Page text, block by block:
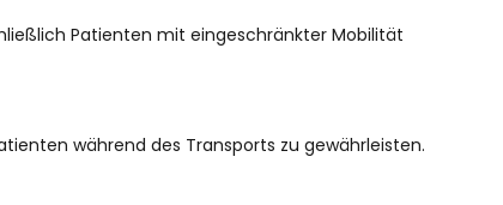
Patienten mit eingeschränkter Mobilität
während des Transports zu gewährleisten.